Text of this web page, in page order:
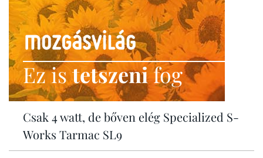
Ez istetszenifog
Csak 4 watt, de bőven elég Specialized S-
Works Tarmac SL9